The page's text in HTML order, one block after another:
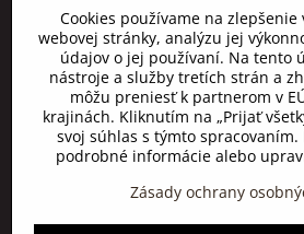
Doprava
Reklamačný poriadok
Obchodné podmienky
Odstúpenie od zmluvy a
Kamenný obchod
Cookies používame na
webovej stránky, analýzu jej
údajov o jej používaní. Na tento
nástroje a služby tretích strán a
môžu preniesť k partnerom v
krajinách. Kliknutím na „Prijať
svoj súhlas s týmto
podrobné informácie alebo
Zásady ochrany